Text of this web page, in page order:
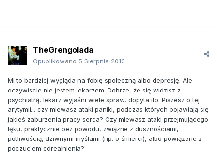
TheGrengolada
Opublikowano 5 Sierpnia 2010
Mi to bardziej wygląda na fobię społeczną albo depresję. Ale
oczywiście nie jestem lekarzem. Dobrze, że się widzisz z
psychiatrą, lekarz wyjaśni wiele spraw, dopyta itp. Piszesz o tej
arytymii... czy miewasz ataki paniki, podczas których pojawiają się
jakieś zaburzenia pracy serca? Czy miewasz ataki przejmującego
lęku, praktycznie bez powodu, związne z dusznościami,
potliwością, dziwnymi myślami (np. o śmierci), albo powiązane z
poczuciem odrealnienia?